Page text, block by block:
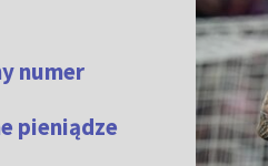
numer
pieniądze